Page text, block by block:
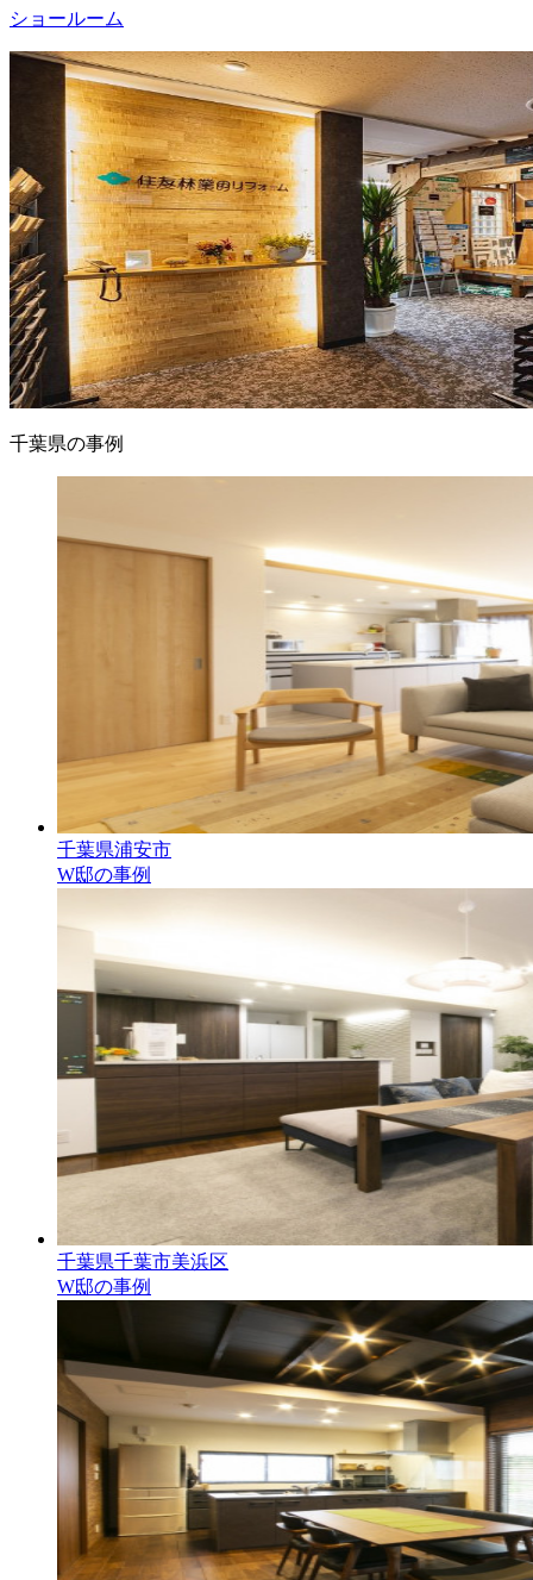
ショールーム
千葉県の事例
千葉県浦安市
W邸の事例
千葉県千葉市美浜区
W邸の事例